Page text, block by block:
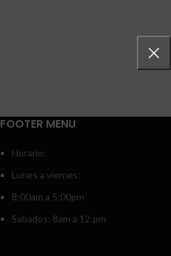
FOOTER MENU
Horario:
Lunes a viernes:
8:00am a 5:00pm
Sabados: 8am a 12:pm